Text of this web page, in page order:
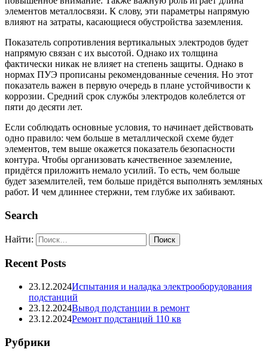
элементов металлосвязи. К слову, эти параметры напрямую
влияют на затраты, касающиеся обустройства заземления.
Показатель сопротивления вертикальных электродов будет
напрямую связан с их высотой. Однако их толщина
фактически никак не влияет на степень защиты. Однако в
нормах ПУЭ прописаны рекомендованные сечения. Но этот
показатель важен в первую очередь в плане устойчивости к
коррозии. Средний срок службы электродов колеблется от
пяти до десяти лет.
Если соблюдать основные условия, то начинает действовать
одно правило: чем больше в металлической схеме будет
элементов, тем выше окажется показатель безопасности
контура. Чтобы организовать качественное заземление,
придётся приложить немало усилий. То есть, чем больше
будет заземлителей, тем больше придётся выполнять земляных
работ. И чем длиннее стержни, тем глубже их забивают.
Search
Найти:
Recent Posts
23.12.2024Испытания и наладка электрооборудования
подстанций
23.12.2024Вывод подстанции в ремонт
23.12.2024Ремонт подстанций 110 кв
Рубрики